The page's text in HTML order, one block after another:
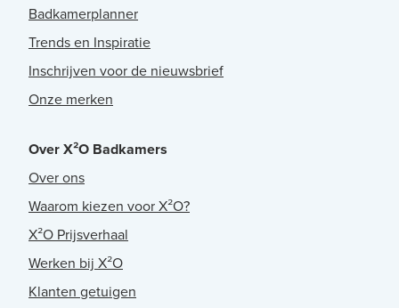
Badkamerplanner
Trends en Inspiratie
Inschrijven voor de nieuwsbrief
Onze merken
Over X²O Badkamers
Over ons
Waarom kiezen voor X²O?
X²O Prijsverhaal
Werken bij X²O
Klanten getuigen